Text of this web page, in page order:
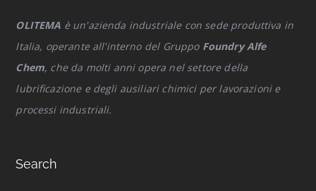
OLITEMA è un'azienda industriale con sede produttiva in
Italia, operante all'interno del Gruppo Foundry Alfe
Chem, che da molti anni opera nel settore della
lubrificazione e degli ausiliari chimici per lavorazioni e
processi industriali.
Search